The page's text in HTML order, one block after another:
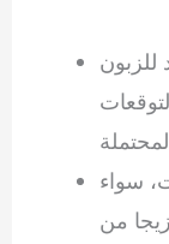
للزبون
سواء
من